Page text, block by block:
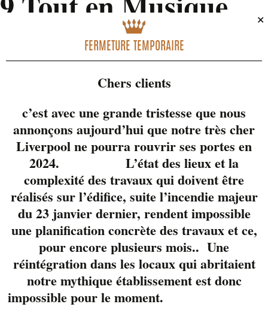
avec Valérie Lussier
& Friends
7 juillet 2022 @ 18 h 00 min-21 h 00 min
Ils font partie des
groupes chouchou de
la boite. La belle
Valérie Lussier
accompagnée de ses
amis musiciens pour
vous offrir un
réconfortant moment
de bonheur.
✕
FERMETURE TEMPORAIRE
Chers clients
c’est avec une grande tristesse que nous
annonçons aujourd’hui que notre très cher
Liverpool ne pourra rouvrir ses portes en
2024. L’état des lieux et la
complexité des travaux qui doivent être
réalisés sur l’édifice, suite l’incendie majeur
du 23 janvier dernier, rendent impossible
une planification concrète des travaux et ce,
pour encore plusieurs mois.. Une
réintégration dans les locaux qui abritaient
notre mythique établissement est donc
impossible pour le moment.